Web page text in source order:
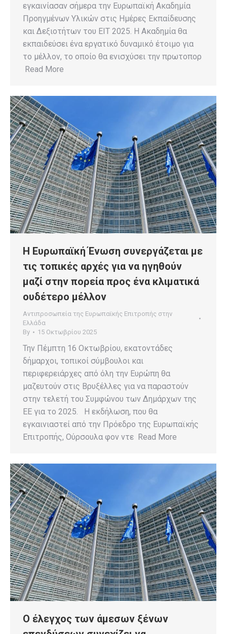
εγκαινίασαν σήμερα την Ευρωπαϊκή Ακαδημία
Προηγμένων Υλικών στις Ημέρες Εκπαίδευσης
και Δεξιοτήτων του ΕΙΤ 2025. Η Ακαδημία θα
εκπαιδεύσει ένα εργατικό δυναμικό έτοιμο για
το μέλλον, το οποίο θα ενισχύσει την πρωτοπορ
Read More
Η Ευρωπαϊκή Ένωση συνεργάζεται με
τις τοπικές αρχές για να ηγηθούν
μαζί στην πορεία προς ένα κλιματικά
ουδέτερο μέλλον
Αντιπροσωπεία της Ευρωπαϊκής Επιτροπής στην
Ελλάδα
By
15 Οκτωβρίου 2025
Την Πέμπτη 16 Οκτωβρίου, εκατοντάδες
δήμαρχοι, τοπικοί σύμβουλοι και
περιφερειάρχες από όλη την Ευρώπη θα
μαζευτούν στις Βρυξέλλες για να παραστούν
στην τελετή του Συμφώνου των Δημάρχων της
ΕΕ για το 2025. Η εκδήλωση, που θα
εγκαινιαστεί από την Πρόεδρο της Ευρωπαϊκής
Επιτροπής, Ούρσουλα φον ντε Read More
Ο έλεγχος των άμεσων ξένων